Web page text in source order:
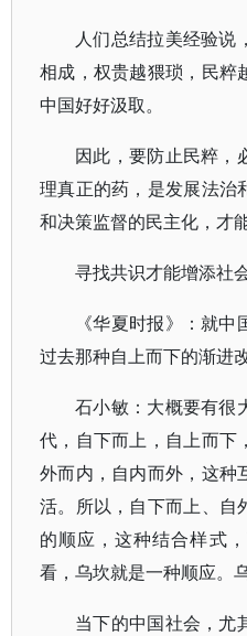
人们总结拉美经验说
相成，权贵越猥琐，民粹
中国好好汲取。
因此，要防止民粹，
理真正的药，是发展法治
和决策监督的民主化，才
寻找共识才能增添社
《华夏时报》：就中
过去那种自上而下的渐进
石小敏：大概要有很
代，自下而上，自上而下
外而内，自内而外，这种
活。所以，自下而上、自
的顺应，这种结合样式
看，乌坎就是一种顺应。
当下的中国社会，尤